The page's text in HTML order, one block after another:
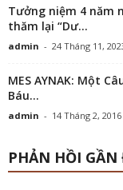
Tưởng niệm 4 năm
thăm lại “Dư...
admin - 24 Tháng 11,
MES AYNAK: Một
Báu...
admin - 14 Tháng 2, 2016
PHẢN HỒI GẦN